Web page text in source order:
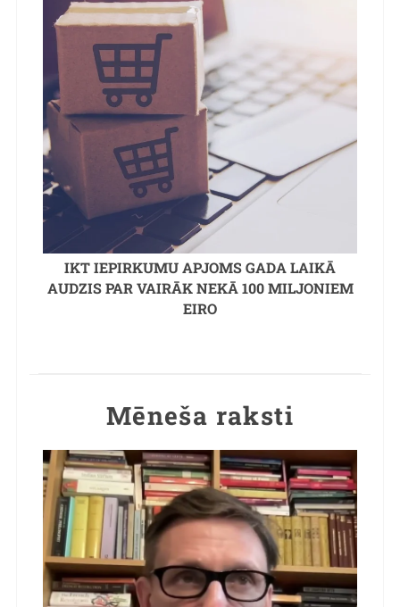
IKT IEPIRKUMU APJOMS GADA LAIKĀ
AUDZIS PAR VAIRĀK NEKĀ 100 MILJONIEM
EIRO
Mēneša raksti